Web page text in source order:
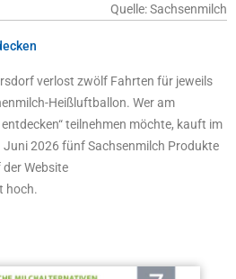
Quelle: Sachsenmilch
verlost zwölf Fahrten für jeweils
Heißluftballon. Wer am
teilnehmen möchte, kauft im
2026 fünf Sachsenmilch Produkte
Website
hoch.